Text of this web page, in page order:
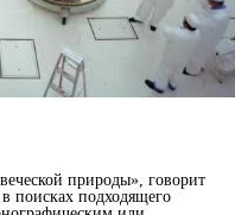
природы», говорит
поисках подходящего